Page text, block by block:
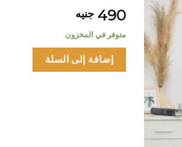
490 جنيه
متوفر في المخزون
إضافة إلى السلة